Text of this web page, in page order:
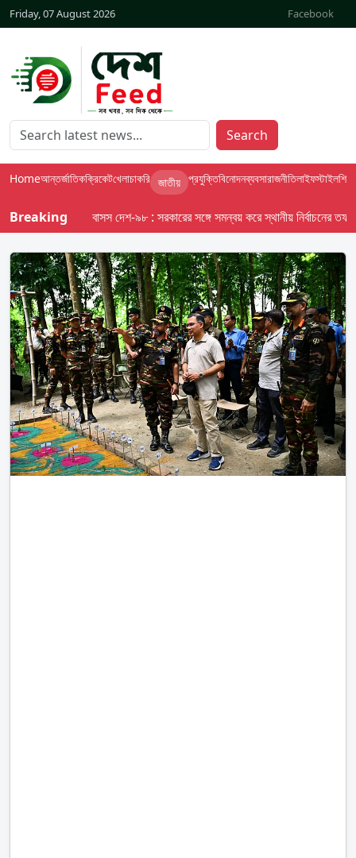
Friday, 07 August 2026 Facebook
Search
Homeআন্তর্জাতিকক্রিকেটখেলাচাকরি জাতীয় প্রযুক্তিবিনোদনব্যবসারাজনীতিলাইফস্টাইলশিক্ষা
Breaking বাসস দেশ-৯৮ : সরকারের সঙ্গে সমন্বয় করে স্থানীয় নির্বাচনের